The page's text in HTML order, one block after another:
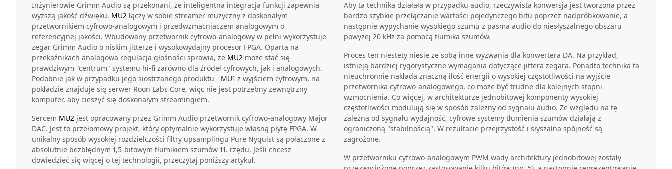
Inżynierowie Grimm Audio są przekonani, że inteligentna integracja funkcji zapewnia
wyższą jakość dźwięku. MU2 łączy w sobie streamer muzyczny z doskonałym
przetwornikiem cyfrowo-analogowym i przedwzmacniaczem analogowym o
referencyjnej jakości. Wbudowany przetwornik cyfrowo-analogowy w pełni wykorzystuje
zegar Grimm Audio o niskim jitterze i wysokowydajny procesor FPGA. Oparta na
przekaźnikach analogowa regulacja głośności sprawia, że MU2 może stać się
prawdziwym "centrum" systemu hi-fi zarówno dla źródeł cyfrowych, jak i analogowych.
Podobnie jak w przypadku jego siostrzanego produktu - MU1 z wyjściem cyfrowym, na
pokładzie znajduje się serwer Roon Labs Core, więc nie jest potrzebny zewnętrzny
komputer, aby cieszyć się doskonałym streamingiem.
Sercem MU2 jest opracowany przez Grimm Audio przetwornik cyfrowo-analogowy Major
DAC. Jest to przełomowy projekt, który optymalnie wykorzystuje własną płytę FPGA. W
unikalny sposób wysokiej rozdzielczości filtry upsamplingu Pure Nyquist są połączone z
absolutnie bezbłędnym 1,5-bitowym tłumikiem szumów 11. rzędu. Jeśli chcesz
dowiedzieć się więcej o tej technologii, przeczytaj poniższy artykuł.
Aby ta technika działała w przypadku audio, rzeczywista konwersja jest tworzona przez
bardzo szybkie przełączanie wartości pojedynczego bitu poprzez nadpróbkowanie, a
następnie wypychanie wysokiego szumu z pasma audio do niesłyszalnego obszaru
powyżej 20 kHz za pomocą tłumika szumów.
Proces ten niestety niesie ze sobą inne wyzwania dla konwertera DA. Na przykład,
istnieją bardziej rygorystyczne wymagania dotyczące jittera zegara. Ponadto technika ta
nieuchronnie nakłada znaczną ilość energii o wysokiej częstotliwości na wyjście
przetwornika cyfrowo-analogowego, co może być trudne dla kolejnych stopni
wzmocnienia. Co więcej, w architekturze jednobitowej komponenty wysokiej
częstotliwości modulują się w sposób zależny od sygnału audio. Ze względu na tę
zależną od sygnału wydajność, cyfrowe systemy tłumienia szumów działają z
ograniczoną "stabilnością". W rezultacie przejrzystość i słyszalna spójność są
zagrożone.
W przetworniku cyfrowo-analogowym PWM wady architektury jednobitowej zostały